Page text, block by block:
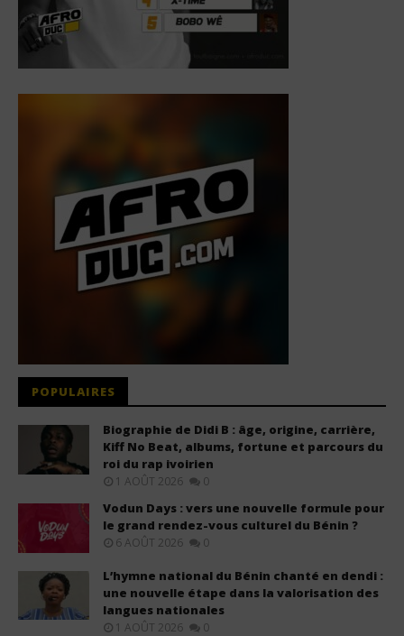
POPULAIRES
Biographie de Didi B : âge, origine, carrière,
Kiff No Beat, albums, fortune et parcours du
roi du rap ivoirien
1 AOÛT 2026 0
Vodun Days : vers une nouvelle formule pour
le grand rendez-vous culturel du Bénin ?
6 AOÛT 2026 0
L’hymne national du Bénin chanté en dendi :
une nouvelle étape dans la valorisation des
langues nationales
1 AOÛT 2026 0